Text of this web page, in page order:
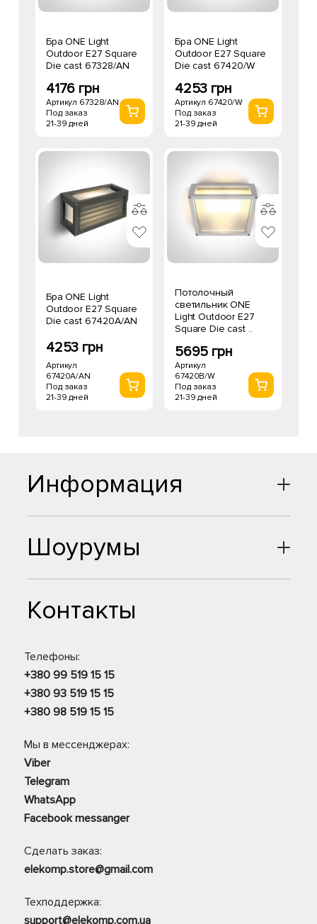
Бра ONE Light
Outdoor E27 Square
Die cast 67328/AN
4176 грн
Артикул 67328/AN
Под заказ
21-39 дней
Бра ONE Light
Outdoor E27 Square
Die cast 67420/W
4253 грн
Артикул 67420/W
Под заказ
21-39 дней
Бра ONE Light
Outdoor E27 Square
Die cast 67420A/AN
4253 грн
Артикул
67420A/AN
Под заказ
21-39 дней
Потолочный
светильник ONE
Light Outdoor E27
Square Die cast ..
5695 грн
Артикул
67420B/W
Под заказ
21-39 дней
Шоурумы
Контакты
Телефоны:
+380 99 519 15 15
+380 93 519 15 15
+380 98 519 15 15
Мы в мессенджерах:
Viber
Telegram
WhatsApp
Facebook messanger
Сделать заказ:
elekomp.store@gmail.com
Техподдержка:
support@elekomp.com.ua
Информация